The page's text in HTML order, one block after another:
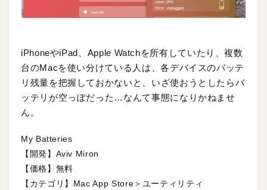
iPhoneやiPad、Apple Watchを所有していたり、複数
台のMacを使い分けている人は、各デバイスのバッテ
リ残量を把握しておかないと、いざ使おうとしたらバ
ッテリが空っぽだった…なんて事態になりかねませ
ん。
My Batteries
【開発】Aviv Miron
【価格】無料
【カテゴリ】Mac App Store＞ユーティリティ